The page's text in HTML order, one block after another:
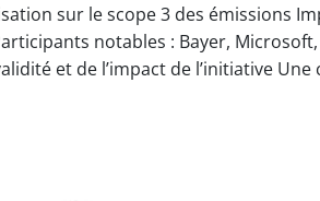
sur le scope 3 des émissions
notables : Bayer, Microsoft,
et de l’impact de l’initiative